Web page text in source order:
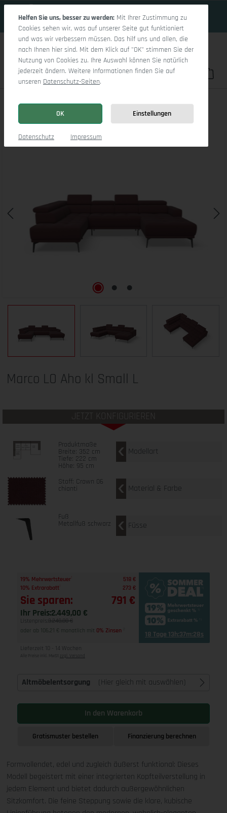
Du hast 0
Marco LO Aho kl Small L
Bildergalerie überspringen
Marco LO Aho kl Small L
JETZT KONFIGURIEREN
Produktmaße
Breite: 352 cm
Tiefe: 222 cm
Höhe: 95 cm
Modellart
Stoff: Crown 06
chianti Material & Farbe
Fuß
Metallfuß schwarz Füsse
19% Mehrwertsteuer
518 €
10% Extrarabatt
273 €
Sie sparen: 791 €
Ihr Preis:2.449,00 €
Listenpreis: 3.240,00 €
oder ab 106,21 € monatlich mit 0% Zinsen 18 Tage 13h:37m:28s
Lieferzeit 10 - 14 Wochen
Alle Preise inkl. MwSt zzgl. Versand
Altmöbelentsorgung (Hier gleich mit auswählen)
In den Warenkorb
Gratismuster bestellen Finanzierung berechnen
Formvollendet, edel und zugleich äußerst funktional: Dieses
Modell begeistert mit einer integrierten Kopfteilverstellung in
jedem Element und bietet dadurch außergewöhnlichen
Sitzkomfort. Die feine Steppung sowie die klare, kubische
Helfen Sie uns, besser zu werden: Mit Ihrer Zustimmung zu
Cookies sehen wir, was auf unserer Seite gut funktioniert
und was wir verbessern müssen. Das hilf uns und allen, die
nach Ihnen hier sind. Mit dem Klick auf "OK" stimmen Sie der
Nutzung von Cookies zu. Ihre Auswahl können Sie natürlich
jederzeit ändern. Weitere Informationen finden Sie auf
unseren Datenschutz-Seiten.
OK Einstellungen
Datenschutz Impressum